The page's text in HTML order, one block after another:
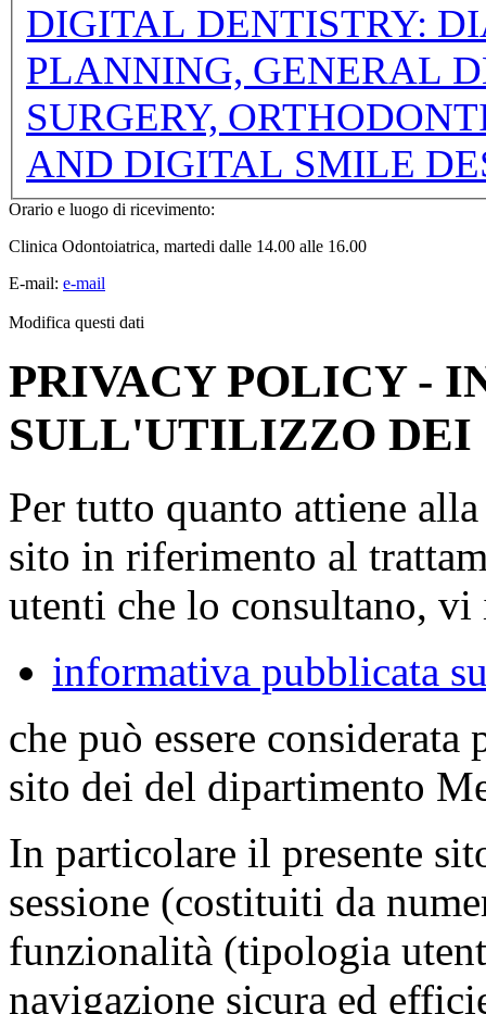
DIGITAL DENTISTRY:
PLANNING, GENERAL
SURGERY,
AND DIGITAL SMILE
Orario e luogo di ricevimento:
Clinica Odontoiatrica, martedi dalle 14.00 alle 16.00
E-mail: e-mail
Modifica questi dati
PRIVACY POLICY -
SULL'UTILIZZO DEI
Per tutto quanto attiene
sito in riferimento al
utenti che lo consultano,
informativa pubblicata
che può essere
sito dei del dipartimento
In particolare il presente
sessione (costituiti da
funzionalità (tipologia
navigazione sicura ed